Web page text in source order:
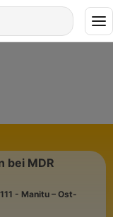
bei MDR
- Manitu – Ost-